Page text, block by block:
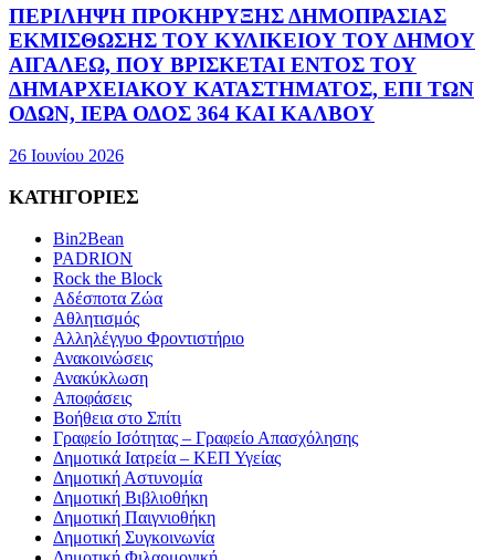
ΠΕΡΙΛΗΨΗ ΠΡΟΚΗΡΥΞΗΣ ΔΗΜΟΠΡΑΣΙΑΣ
ΕΚΜΙΣΘΩΣΗΣ ΤΟΥ ΚΥΛΙΚΕΙΟΥ ΤΟΥ ΔΗΜΟΥ
ΑΙΓΑΛΕΩ, ΠΟΥ ΒΡΙΣΚΕΤΑΙ ΕΝΤΟΣ ΤΟΥ
ΔΗΜΑΡΧEΙΑΚΟΥ ΚΑΤΑΣΤΗΜΑΤΟΣ, ΕΠΙ ΤΩΝ
ΟΔΩΝ, ΙΕΡΑ ΟΔΟΣ 364 ΚΑΙ ΚΑΛΒΟΥ
26 Ιουνίου 2026
ΚΑΤΗΓΟΡΙΕΣ
Bin2Bean
PADRION
Rock the Block
Αδέσποτα Ζώα
Αθλητισμός
Αλληλέγγυο Φροντιστήριο
Ανακοινώσεις
Ανακύκλωση
Αποφάσεις
Βοήθεια στο Σπίτι
Γραφείο Ισότητας – Γραφείο Απασχόλησης
Δημοτικά Ιατρεία – ΚΕΠ Υγείας
Δημοτική Αστυνομία
Δημοτική Βιβλιοθήκη
Δημοτική Παιγνιοθήκη
Δημοτική Συγκοινωνία